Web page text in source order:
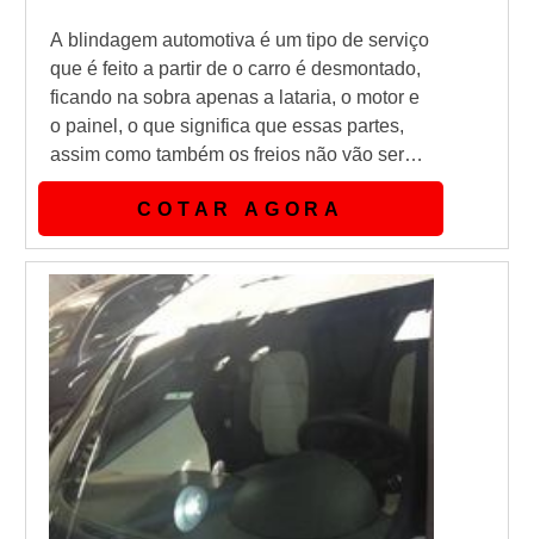
A blindagem automotiva é um tipo de serviço
que é feito a partir de o carro é desmontado,
ficando na sobra apenas a lataria, o motor e
o painel, o que significa que essas partes,
assim como também os freios não vão ser
alteradas. As partes opacas das peças vão
ser revestidas pela manta de aramida e aço
nas colunas, os vidros serão substituídas
pelos vidros blindados. Esse processo
requer uma série de retoques e detalhes que
só podem ser feitas...
COTAR AGORA